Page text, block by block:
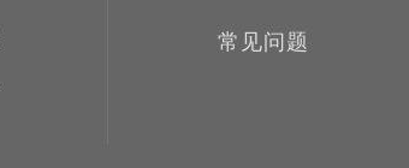
常见问题